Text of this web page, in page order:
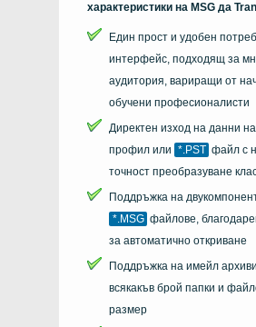
характеристики на MSG да
Един прост и удобен
интерфейс, подходящ за
аудитория, вариращи от
обучени професионалисти
Директен изход на данни
профил или *.PST файл с
точност преобразуване
Поддръжка на
*.MSG файлове,
за автоматично откриване
Поддръжка на имейл
всякакъв брой папки и
размер